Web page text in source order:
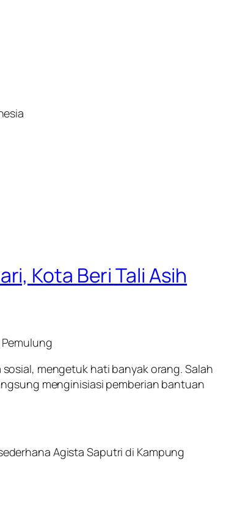
Kota Beri Tali Asih
mengetuk hati banyak orang. Salah
menginisiasi pemberian bantuan
Agista Saputri di Kampung